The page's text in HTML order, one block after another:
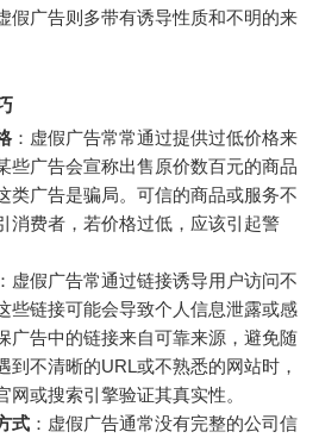
假广告则多带有诱导性质和不明的来
：虚假广告常常通过提供过低价格来
些广告会宣称出售原价数百元的商品
类广告是骗局。可信的商品或服务不
消费者，若价格过低，应该引起警
：虚假广告常通过链接诱导用户访问不
些链接可能会导致个人信息泄露或感
广告中的链接来自可靠来源，避免随
到不清晰的URL或不熟悉的网站时，
网或搜索引擎验证其真实性。
式 ：虚假广告通常没有完整的公司信